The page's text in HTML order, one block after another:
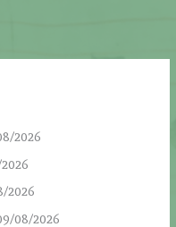
2026
2026
08/2026